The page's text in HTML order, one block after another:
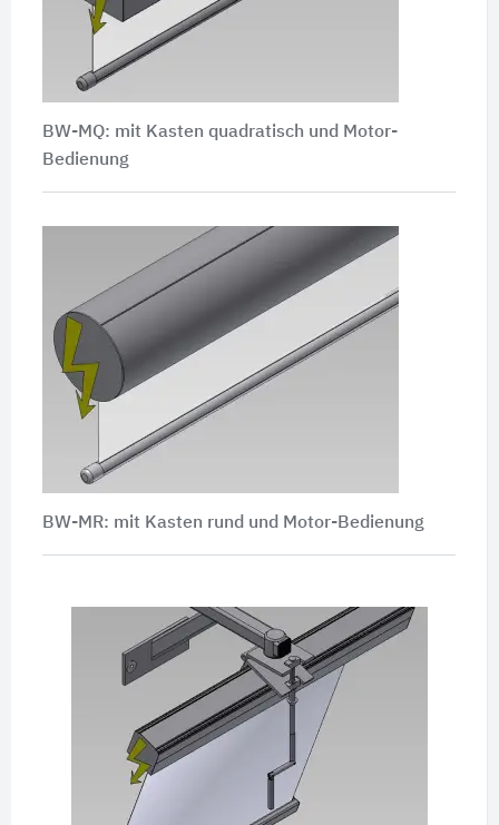
BW-MQ: mit Kasten quadratisch und Motor-
Bedienung
BW-MR: mit Kasten rund und Motor-Bedienung